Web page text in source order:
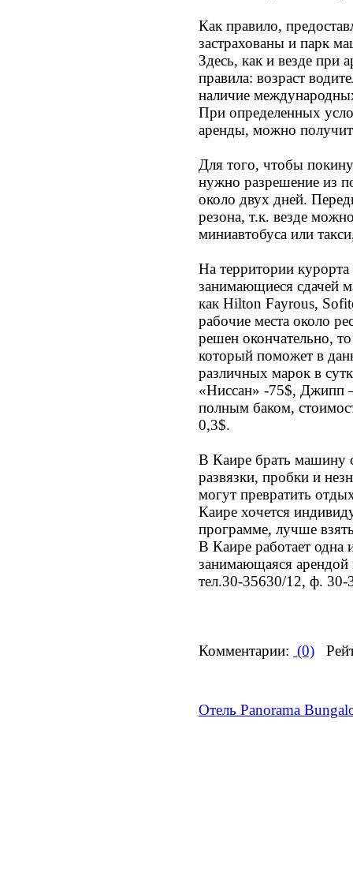
Как правило,
застрахованы и парк
Здесь, как и везде при
правила: возраст
наличие
При определенных
аренды, можно
Для того, чтобы
нужно разрешение из
около двух дней.
резона, т.к. везде
миниавтобуса или
На территории
занимающиеся сдачей
как Hilton Fayrous,
рабочие места около
решен окончательно,
который поможет в
различных марок в
«Ниссан» -75$, Джипп
полным баком,
0,3$.
В Каире брать машину
развязки, пробки и
могут превратить
Каире хочется
программе, лучше
В Каире работает
занимающаяся
тел.30-35630/12, ф. 30-
Комментарии: (0)
Отель Panorama